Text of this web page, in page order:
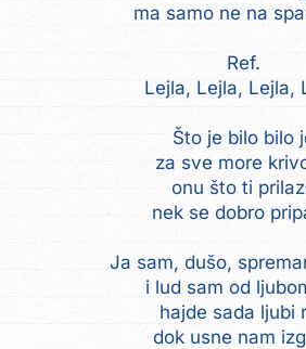
ma samo ne na
Ref.
Lejla, Lejla, Lejla,
Što je bilo bilo
za sve more
onu što ti
nek se dobro
Ja sam, dušo,
i lud sam od
hajde sada ljubi
dok usne nam